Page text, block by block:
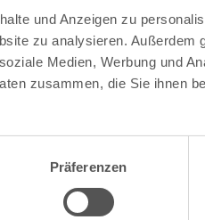
und Anzeigen zu
zu analysieren.
Medien, Werbung und
zusammen, die Sie ihnen
Präferenzen